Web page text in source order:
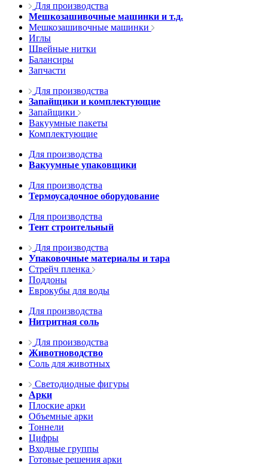
Для производства
Мешкозашивочные машинки и т.д.
Мешкозашивочные машинки
Иглы
Швейные нитки
Балансиры
Запчасти
Для производства
Запайщики и комплектующие
Запайщики
Вакуумные пакеты
Комплектующие
Для производства
Вакуумные упаковщики
Для производства
Термоусадочное оборудование
Для производства
Тент строительный
Для производства
Упаковочные материалы и тара
Стрейч пленка
Поддоны
Еврокубы для воды
Для производства
Нитритная соль
Для производства
Животноводство
Соль для животных
Светодиодные фигуры
Арки
Плоские арки
Объемные арки
Тоннели
Цифры
Входные группы
Готовые решения арки